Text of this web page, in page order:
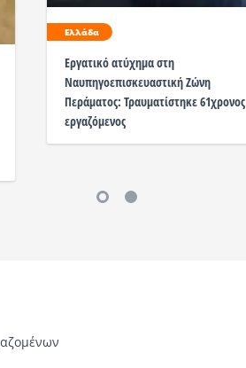
Ελλάδα
Εργατικό ατύχημα στη
Ναυπηγοεπισκευαστική Ζώνη
Περάματος: Τραυματίστηκε 61χρονος
εργαζόμενος